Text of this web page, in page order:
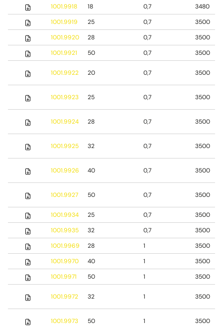
1001.9918
18 0,7
3480
1001.9919
25 0,7
3500
1001.9920
28 0,7
3500
1001.9921
50 0,7 3500
1001.9922 20 0,7 3500
1001.9923 25 0,7 3500
1001.9924 28 0,7 3500
1001.9925 32 0,7 3500
1001.9926 40 0,7 3500
1001.9927 50 0,7 3500
1001.9934 25 0,7
3500
1001.9935
32 0,7
3500
1001.9969
28 1
3500
1001.9970
40 1
3500
1001.9971
50 1 3500
1001.9972 32 1 3500
1001.9973 50 1 3500